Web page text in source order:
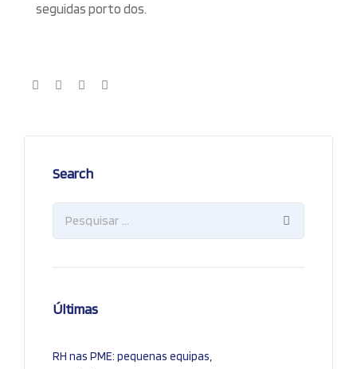
seguidas porto dos.
Search
Últimas
RH nas PME: pequenas equipas,